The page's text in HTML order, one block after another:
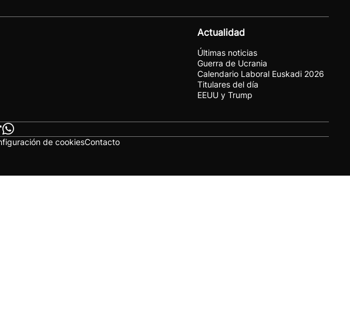
Actualidad
Últimas noticias
Guerra de Ucrania
Calendario Laboral Euskadi 2026
Titulares del día
EEUU y Trump
de cookiesContacto